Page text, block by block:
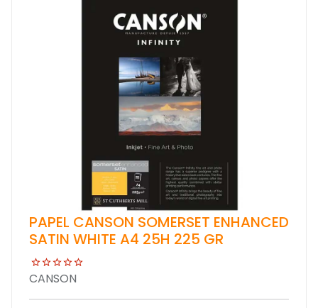
PAPEL CANSON SOMERSET ENHANCED
SATIN WHITE A4 25H 225 GR
CANSON